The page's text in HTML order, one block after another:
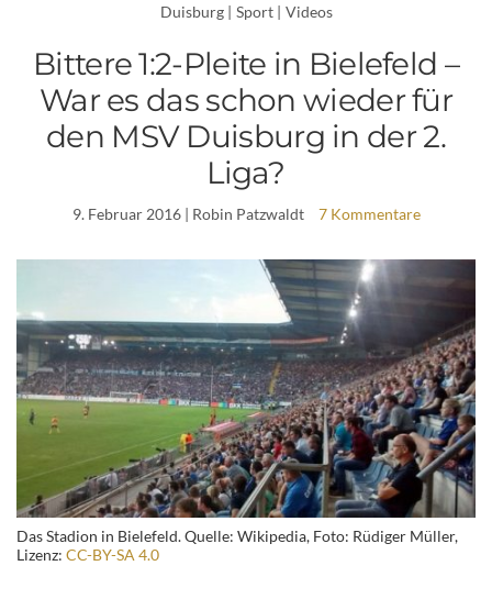
Duisburg | Sport | Videos
Bittere 1:2-Pleite in Bielefeld –
War es das schon wieder für
den MSV Duisburg in der 2.
Liga?
9. Februar 2016| Robin Patzwaldt 7 Kommentare
Das Stadion in Bielefeld. Quelle: Wikipedia, Foto: Rüdiger Müller,
Lizenz: CC-BY-SA 4.0